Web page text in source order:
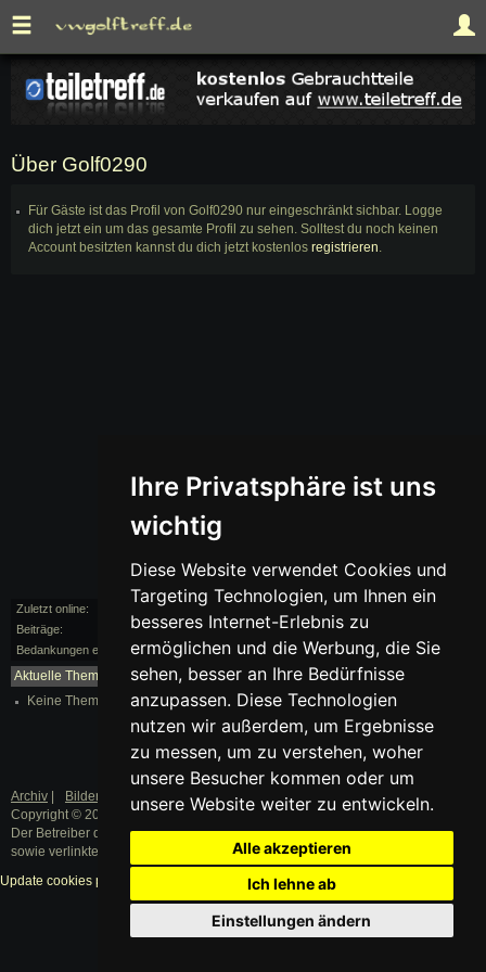
Ihre Privatsphäre ist uns
wichtig
Diese Website verwendet Cookies und
Targeting Technologien, um Ihnen ein
besseres Internet-Erlebnis zu
ermöglichen und die Werbung, die Sie
sehen, besser an Ihre Bedürfnisse
anzupassen. Diese Technologien
nutzen wir außerdem, um Ergebnisse
zu messen, um zu verstehen, woher
unsere Besucher kommen oder um
unsere Website weiter zu entwickeln.
Alle akzeptieren
Ich lehne ab
Einstellungen ändern
Über Golf0290
Für Gäste ist das Profil von Golf0290 nur eingeschränkt sichbar. Logge
dich jetzt ein um das gesamte Profil zu sehen. Solltest du noch keinen
Account besitzten kannst du dich jetzt kostenlos registrieren.
Zuletzt online:
Beiträge:
Bedankungen erhalten:
Aktuelle Themen:
Keine Themen vorhanden.
Archiv Bilder Datenschutz|
Impressum
Copyright © 2003 - 2019 · Alle Rechte vorbehalten.
Der Betreiber distanziert sich ausdrücklich von den Inhalten der Forenbeiträge
sowie verlinkter Internetseiten.
Update cookies preferences